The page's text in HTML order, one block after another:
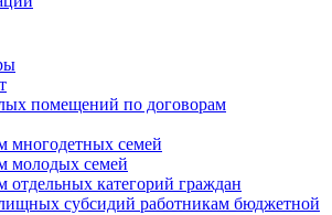
помещений по договорам
многодетных семей
молодых семей
отдельных категорий граждан
субсидий работникам бюджетной